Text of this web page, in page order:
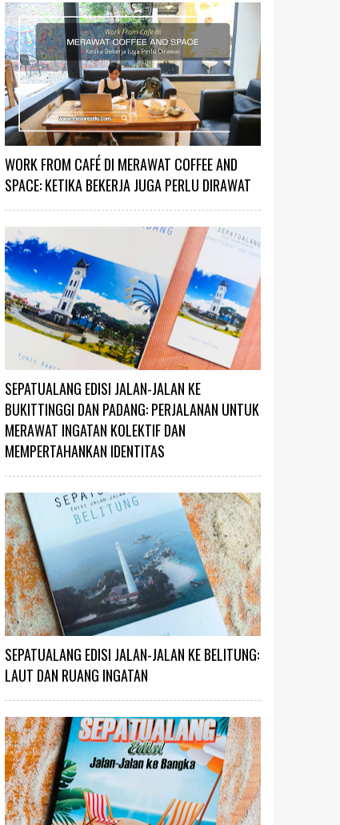
WORK FROM CAFÉ DI MERAWAT COFFEE AND
SPACE: KETIKA BEKERJA JUGA PERLU DIRAWAT
SEPATUALANG EDISI JALAN-JALAN KE
BUKITTINGGI DAN PADANG: PERJALANAN UNTUK
MERAWAT INGATAN KOLEKTIF DAN
MEMPERTAHANKAN IDENTITAS
SEPATUALANG EDISI JALAN-JALAN KE BELITUNG:
LAUT DAN RUANG INGATAN